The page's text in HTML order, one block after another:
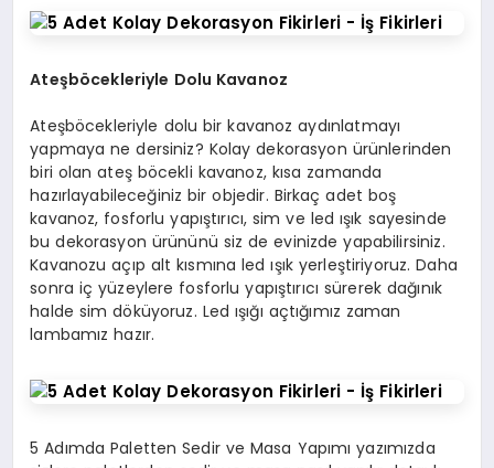
Ateşböcekleriyle Dolu Kavanoz
Ateşböcekleriyle dolu bir kavanoz aydınlatmayı
yapmaya ne dersiniz? Kolay dekorasyon ürünlerinden
biri olan ateş böcekli kavanoz, kısa zamanda
hazırlayabileceğiniz bir objedir. Birkaç adet boş
kavanoz, fosforlu yapıştırıcı, sim ve led ışık sayesinde
bu dekorasyon ürününü siz de evinizde yapabilirsiniz.
Kavanozu açıp alt kısmına led ışık yerleştiriyoruz. Daha
sonra iç yüzeylere fosforlu yapıştırıcı sürerek dağınık
halde sim döküyoruz. Led ışığı açtığımız zaman
lambamız hazır.
5 Adımda Paletten Sedir ve Masa Yapımı yazımızda